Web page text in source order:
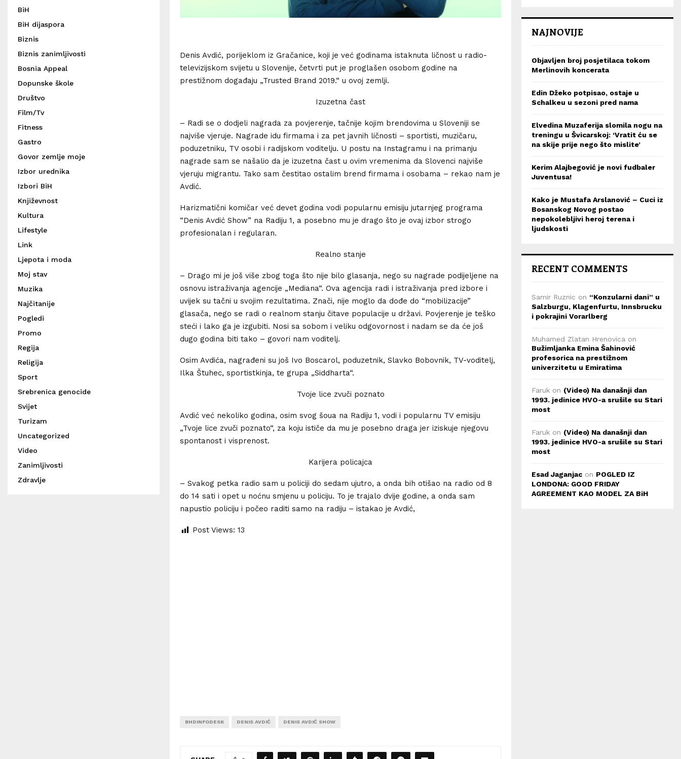
Denis Avdić, porijeklom iz Gračanice, koji je već godinama istaknuta ličnost u radio-
televizijskom svijetu u Slovenije, četvrti put je proglašen osobom godine na
prestižnom događaju „Trusted Brand 2019.“ u ovoj zemlji.
Izuzetna čast
– Radi se o dodjeli nagrada za povjerenje, tačnije kojim brendovima u Sloveniji se
najviše vjeruje. Nagrade idu firmama i za pet javnih ličnosti – sportisti, muzičaru,
poduzetniku, TV osobi i radijskom voditelju. U postu na Instagramu i na primanju
nagrade sam se našalio da je izuzetna čast u ovim vremenima da Slovenci najviše
vjeruju migrantu. Tako sam čestitao ostalim brend firmama i osobama – rekao nam je
Avdić.
Harizmatični komičar već devet godina vodi popularnu emisiju jutarnjeg programa
“Denis Avdić Show” na Radiju 1, a posebno mu je drago što je ovaj izbor strogo
profesionalan i regularan.
Realno stanje
– Drago mi je još više zbog toga što nije bilo glasanja, nego su nagrade podijeljene na
osnovu istraživanja agencije „Mediana“. Ova agencija radi i istraživanja pred izbore i
uvijek su tačni u svojim rezultatima. Znači, nije moglo da dođe do “mobilizacije”
glasača, nego se radi o realnom stanju čitave populacije u državi. Povjerenje je teško
steći i lako ga je izgubiti. Nosi sa sobom i veliku odgovornost i nadam se da će još
dugo godina biti tako – govori nam voditelj.
Osim Avdića, nagrađeni su još Ivo Boscarol, poduzetnik, Slavko Bobovnik, TV-voditelj,
Ilka Štuhec, sportistkinja, te grupa „Siddharta“.
Tvoje lice zvuči poznato
Avdić već nekoliko godina, osim svog šoua na Radiju 1, vodi i popularnu TV emisiju
„Tvoje lice zvuči poznato“, za koju ističe da mu je posebno draga jer iziskuje njegovu
spontanost i visprenost.
Karijera policajca
– Svakog petka radio sam u policiji do sedam ujutro, a onda bih otišao na radio od 8
do 14 sati i opet u noćnu smjenu u policiju. To je trajalo dvije godine, a onda sam
napustio policiju i počeo raditi samo na radiju – istakao je Avdić,
Post Views: 13
BHDINFODESK DENIS AVDIĆ DENIS AVDIĆ SHOW
BiH
BiH dijaspora
Biznis
Biznis zanimljivosti
Bosnia Appeal
Dopunske škole
Društvo
Film/Tv
Fitness
Gastro
Govor zemlje moje
Izbor urednika
Izbori BiH
Književnost
Kultura
Lifestyle
Link
Ljepota i moda
Moj stav
Muzika
Najčitanije
Pogledi
Promo
Regija
Religija
Sport
Srebrenica genocide
Svijet
Turizam
Uncategorized
Video
Zanimljivosti
Zdravlje
NAJNOVIJE
Objavljen broj posjetilaca tokom
Merlinovih koncerata
Edin Džeko potpisao, ostaje u
Schalkeu u sezoni pred nama
Elvedina Muzaferija slomila nogu na
treningu u Švicarskoj: ‘Vratit ću se
na skije prije nego što mislite’
Kerim Alajbegović je novi fudbaler
Juventusa!
Kako je Mustafa Arslanović – Cuci iz
Bosanskog Novog postao
nepokolebljivi heroj terena i
ljudskosti
RECENT COMMENTS
Samir Ruznic on “Konzularni dani” u
Salzburgu, Klagenfurtu, Innsbrucku
i pokrajini Vorarlberg
Muhamed Zlatan Hrenovica on
Bužimljanka Emina Šahinović
profesorica na prestižnom
univerzitetu u Emiratima
Faruk on (Video) Na današnji dan
1993. jedinice HVO-a srušile su Stari
most
Faruk on (Video) Na današnji dan
1993. jedinice HVO-a srušile su Stari
most
Esad Jaganjac on POGLED IZ
LONDONA: GOOD FRIDAY
AGREEMENT KAO MODEL ZA BiH